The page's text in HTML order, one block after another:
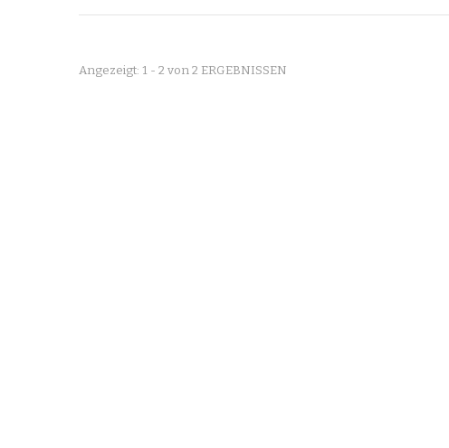
Angezeigt: 1 - 2 von 2 ERGEBNISSEN